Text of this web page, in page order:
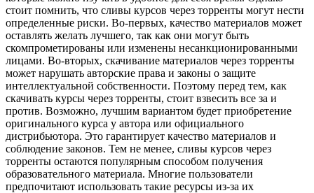
стоит помнить, что сливы курсов через торренты могут нести
определенные риски. Во-первых, качество материалов может
оставлять желать лучшего, так как они могут быть
скомпрометированы или изменены несанкционированными
лицами. Во-вторых, скачивание материалов через торренты
может нарушать авторские права и законы о защите
интеллектуальной собственности. Поэтому перед тем, как
скачивать курсы через торренты, стоит взвесить все за и
против. Возможно, лучшим вариантом будет приобретение
оригинального курса у автора или официального
дистрибьютора. Это гарантирует качество материалов и
соблюдение законов. Тем не менее, сливы курсов через
торренты остаются популярным способом получения
образовательного материала. Многие пользователи
предпочитают использовать такие ресурсы из-за их